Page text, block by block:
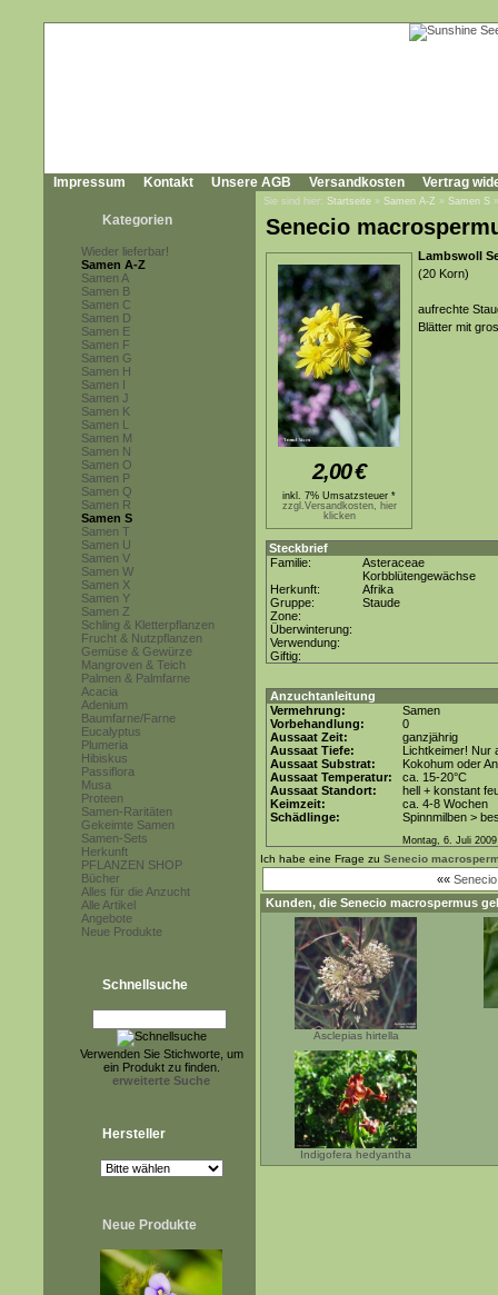
Impressum Kontakt Unsere AGB Versandkosten Vertrag
Kategorien
Wieder lieferbar!
Samen A-Z
Samen A
Samen B
Samen C
Samen D
Samen E
Samen F
Samen G
Samen H
Samen I
Samen J
Samen K
Samen L
Samen M
Samen N
Samen O
Samen P
Samen Q
Samen R
Samen S
Samen T
Samen U
Samen V
Samen W
Samen X
Samen Y
Samen Z
Schling & Kletterpflanzen
Frucht & Nutzpflanzen
Gemüse & Gewürze
Mangroven & Teich
Palmen & Palmfarne
Acacia
Adenium
Baumfarne/Farne
Eucalyptus
Plumeria
Hibiskus
Passiflora
Musa
Proteen
Samen-Raritäten
Gekeimte Samen
Samen-Sets
Herkunft
PFLANZEN SHOP
Bücher
Alles für die Anzucht
Alle Artikel
Angebote
Neue Produkte
Schnellsuche
Verwenden Sie Stichworte, um
ein Produkt zu finden.
erweiterte Suche
Hersteller
Neue Produkte
Sie sind hier: Startseite » Samen A-Z » Samen S
Senecio
2,00€
inkl. 7% Umsatzsteuer *
zzgl.Versandkosten, hier
klicken
Lambswoll
(20 Korn)
aufrechte
Blätter mit
Steckbrief
Familie:
Asteraceae
Korbblütengewächse
Herkunft:
Afrika
Gruppe:
Staude
Zone:
Überwinterung:
Verwendung:
Giftig:
Anzuchtanleitung
Vermehrung:
Samen
Vorbehandlung:
0
Aussaat Zeit:
ganzjährig
Aussaat Tiefe:
Lichtkeimer! Nur
Aussaat Substrat:
Kokohum oder
Aussaat Temperatur:
ca. 15-20°C
Aussaat Standort:
hell + konstant
Keimzeit:
ca. 4-8 Wochen
Schädlinge:
Spinnmilben >
Montag, 6. Juli 2009
Ich habe eine Frage zu Senecio
««
Kunden, die Senecio macrospermus
Asclepias hirtella
Indigofera hedyantha